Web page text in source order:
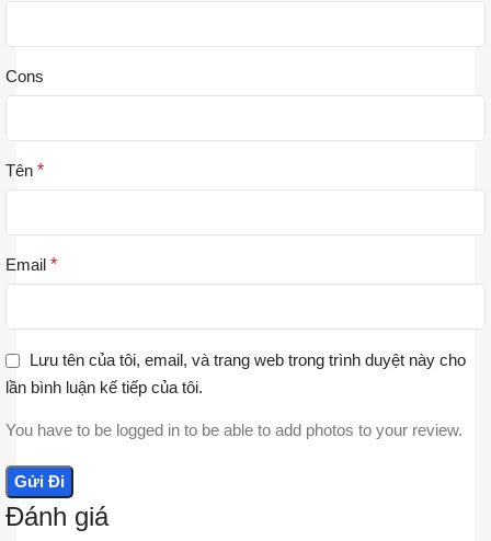
Đánh giá
Cons
Tên *
Email *
Lưu tên của tôi, email, và trang web trong trình duyệt này cho
lần bình luận kế tiếp của tôi.
You have to be logged in to be able to add photos to your review.